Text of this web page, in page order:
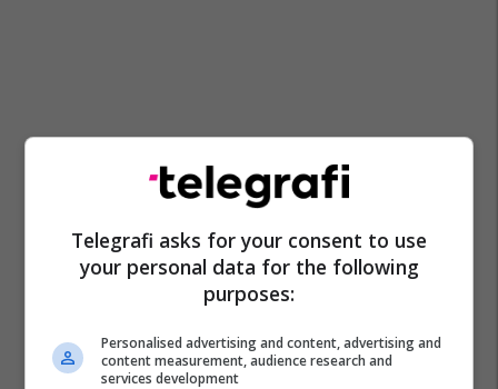
Telegrafi asks for your consent to use
your personal data for the following
purposes:
Personalised advertising and content, advertising and
content measurement, audience research and
services development